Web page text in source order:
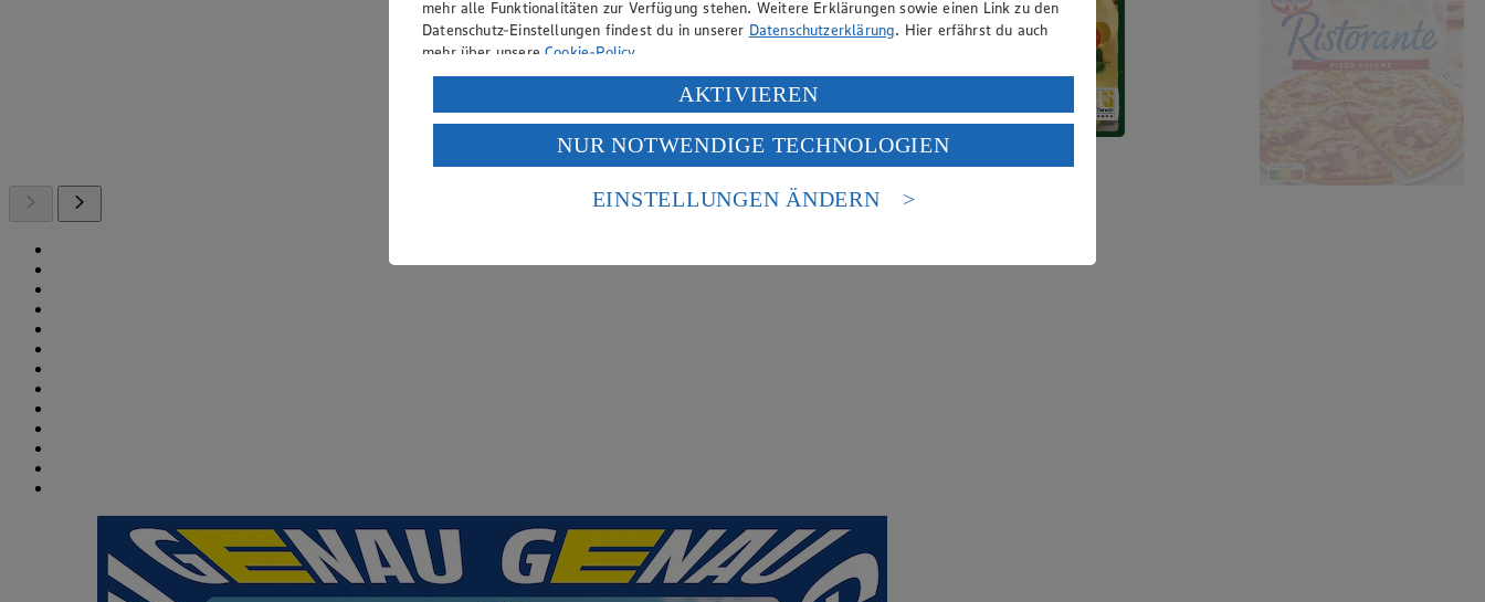
mehr alle Funktionalitäten zur Verfügung stehen. Weitere Erklärungen sowie einen Link zu den
Datenschutz-Einstellungen findest du in unserer Datenschutzerklärung. Hier erfährst du auch
mehr über unsereCookie-Policy.
Verarbeitung deiner personenbezogenen Daten in den USA durch Facebook und YouTube:
Wenn du auf „Aktivieren“ klickst, willigst du im Sinne des Art. 49 Abs. 1 Satz 1 lit. a) DSGVO
ein, dass deine Daten in den USA verarbeitet werden. Der EuGH sieht die USA als Land mit
einem nach europäischen Standards nicht angemessenen Datenschutzniveau an. Es besteht das
Risiko eines Zugriffs durch US-amerikanische Behörden.
AKTIVIEREN
NUR NOTWENDIGE TECHNOLOGIEN
EINSTELLUNGEN ÄNDERN